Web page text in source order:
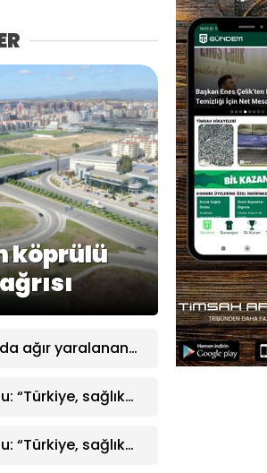
köprülü
ağır yaralanan
“Türkiye, sağlık
bir ülkedir”
“Türkiye, sağlık